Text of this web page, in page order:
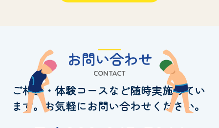
お問い合わせ
CONTACT
ご相談・体験コースなど随時実施してい
ます。お気軽にお問い合わせください。